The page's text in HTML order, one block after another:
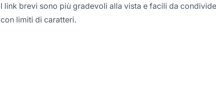
I link brevi sono più gradevoli alla vista e facili da
con limiti di caratteri.